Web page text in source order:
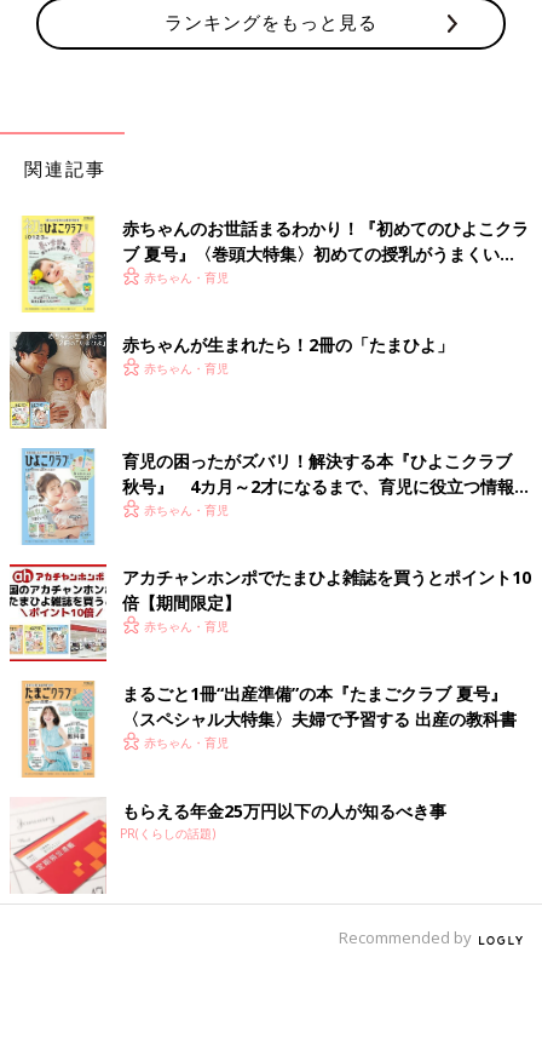
ランキングをもっと見る
関連記事
赤ちゃんのお世話まるわかり！『初めてのひよこクラ
ブ 夏号』〈巻頭大特集〉初めての授乳がうまくい
く！ おっぱい・ミルクの基本と夏のトラブル 解決テ
赤ちゃん・育児
赤ちゃんが生まれたら！2冊の「たまひよ」
赤ちゃん・育児
育児の困ったがズバリ！解決する本『ひよこクラブ
秋号』 4カ月～2才になるまで、育児に役立つ情報が
いっぱい！
赤ちゃん・育児
アカチャンホンポでたまひよ雑誌を買うとポイント10
倍【期間限定】
赤ちゃん・育児
まるごと1冊“出産準備”の本『たまごクラブ 夏号』
〈スペシャル大特集〉夫婦で予習する 出産の教科書
赤ちゃん・育児
もらえる年金25万円以下の人が知るべき事
PR(くらしの話題)
Recommended by